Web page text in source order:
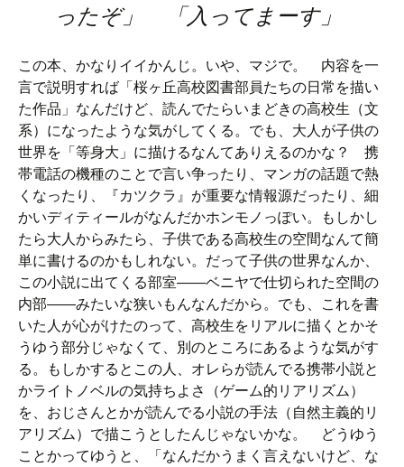
ったぞ」 「入ってまーす」
この本、かなりイイかんじ。いや、マジで。 内容を一
言で説明すれば「桜ヶ丘高校図書部員たちの日常を描い
た作品」なんだけど、読んでたらいまどきの高校生（文
系）になったような気がしてくる。でも、大人が子供の
世界を「等身大」に描けるなんてありえるのかな？ 携
帯電話の機種のことで言い争ったり、マンガの話題で熱
くなったり、『カツクラ』が重要な情報源だったり、細
かいディティールがなんだかホンモノっぽい。もしかし
たら大人からみたら、子供である高校生の空間なんて簡
単に書けるのかもしれない。だって子供の世界なんか、
この小説に出てくる部室――ベニヤで仕切られた空間の
内部――みたいな狭いもんなんだから。でも、これを書
いた人が心がけたのって、高校生をリアルに描くとかそ
うゆう部分じゃなくて、別のところにあるような気がす
る。もしかするとこの人、オレらが読んでる携帯小説と
かライトノベルの気持ちよさ（ゲーム的リアリズム）
を、おじさんとかが読んでる小説の手法（自然主義的リ
アリズム）で描こうとしたんじゃないかな。 どうゆう
ことかってゆうと、「なんだかうまく言えないけど、な